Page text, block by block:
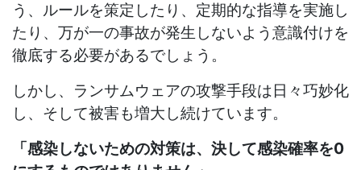
う、ルールを策定したり、定期的な指導を実施し
たり、万が一の事故が発生しないよう意識付けを
徹底する必要があるでしょう。
しかし、ランサムウェアの攻撃手段は日々巧妙化
し、そして被害も増大し続けています。
「感染しないための対策は、決して感染確率を0